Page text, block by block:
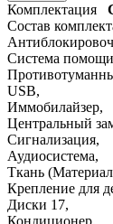
Комплектация
Состав
Система помощи
USB,
Иммобилайзер,
Центральный
Сигнализация,
Аудиосистема,
Ткань
Крепление для
Диски 17,
Кондиционер,